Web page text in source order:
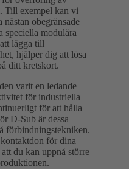
Till exempel kan vi
obegränsade
speciella modulära
lägga till
hjälper dig att lösa
ditt kretskort.
varit en ledande
för industriella
för att hålla
D-Sub är dessa
förbindningstekniken.
för dina
du kan uppnå större